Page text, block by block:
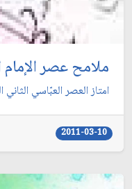
ملامح عصر
امتاز العصر العبّاسي الثاني
2011-03-10